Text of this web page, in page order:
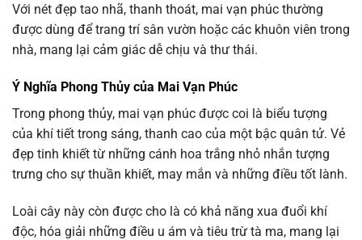
Với nét đẹp tao nhã, thanh thoát, mai vạn phúc thường
được dùng để trang trí sân vườn hoặc các khuôn viên trong
nhà, mang lại cảm giác dễ chịu và thư thái.
Ý Nghĩa Phong Thủy của Mai Vạn Phúc
Trong phong thủy, mai vạn phúc được coi là biểu tượng
của khí tiết trong sáng, thanh cao của một bậc quân tử. Vẻ
đẹp tinh khiết từ những cánh hoa trắng nhỏ nhắn tượng
trưng cho sự thuần khiết, may mắn và những điều tốt lành.
Loài cây này còn được cho là có khả năng xua đuổi khí
độc, hóa giải những điều u ám và tiêu trừ tà ma, mang lại